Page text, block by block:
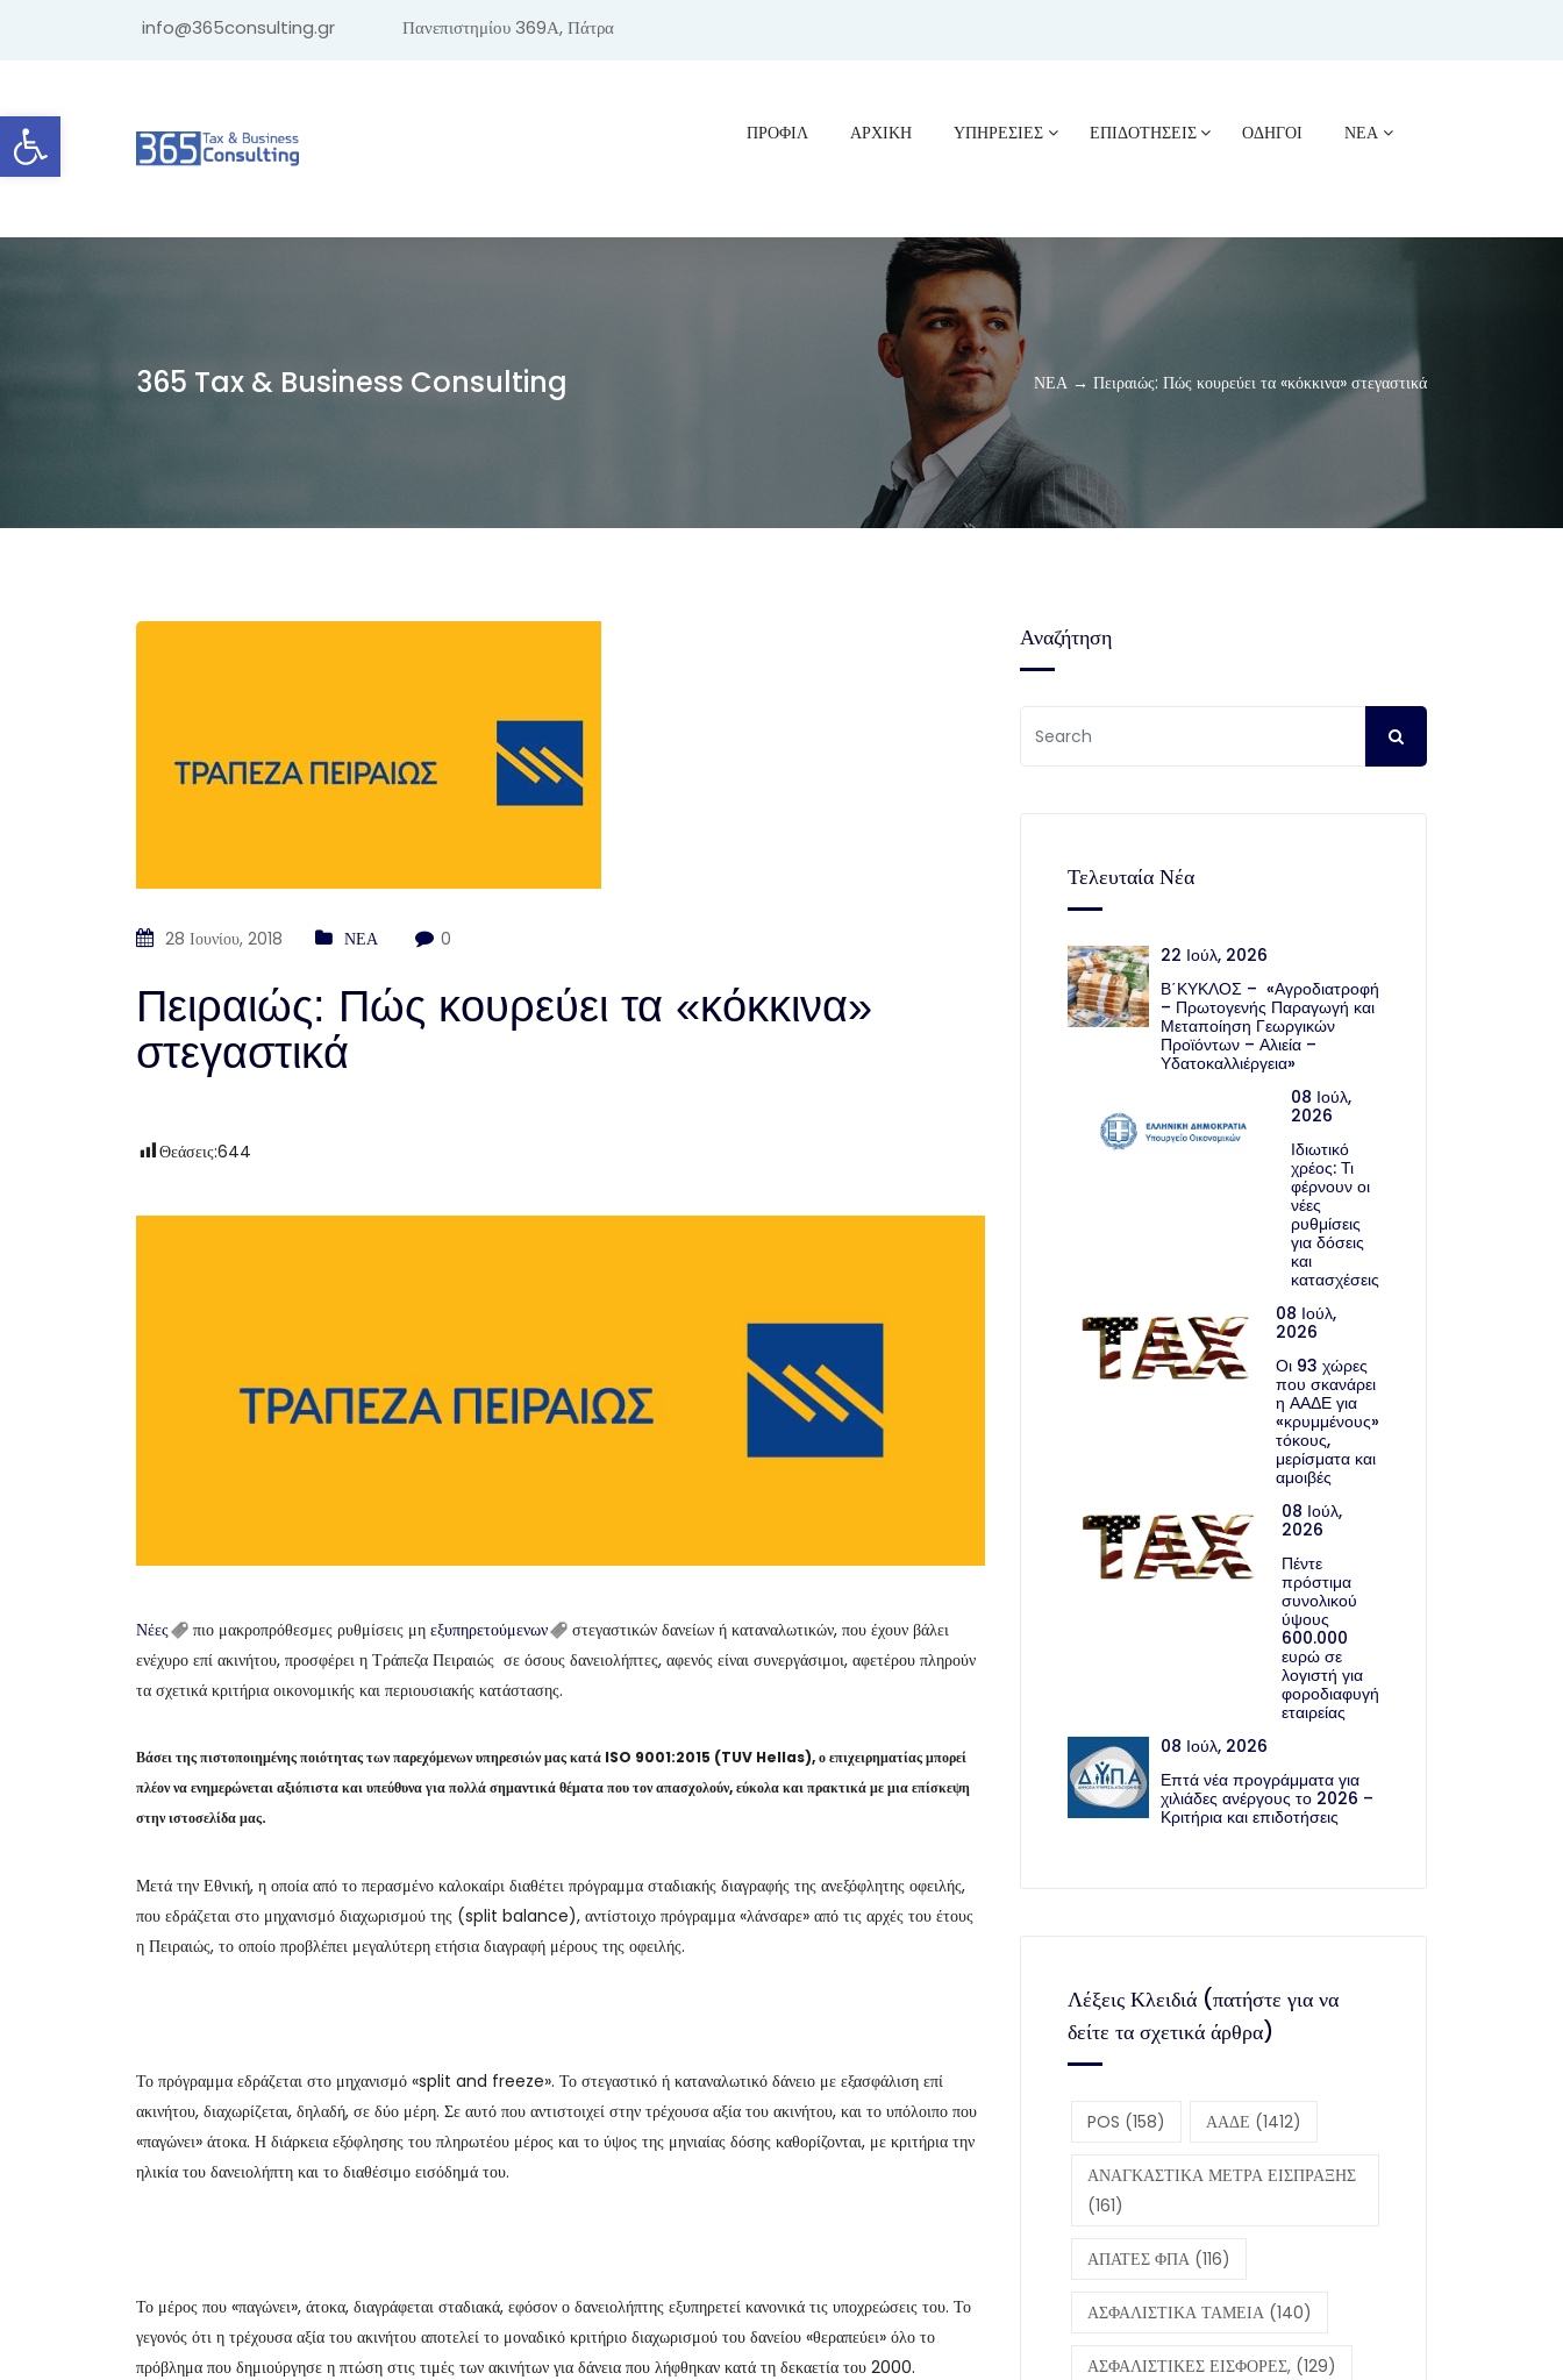
Ανοίξτε τη γραμμή εργαλείων
info@365consulting.gr Πανεπιστημίου 369Α, Πάτρα
ΠΡΟΦΊΛ ΑΡΧΙΚΗ ΥΠΗΡΕΣΙΕΣ ΕΠΙΔΟΤΗΣΕΙΣ ΟΔΗΓΟΙ ΝΕΑ
365 Tax & Business Consulting ΝΕΑ → Πειραιώς: Πώς κουρεύει τα «κόκκινα» στεγαστικά
28 Ιουνίου, 2018 ΝΕΑ 0
Πειραιώς: Πώς κουρεύει τα «κόκκινα»
στεγαστικά
Θεάσεις:644
Νέες πιο μακροπρόθεσμες ρυθμίσεις μη εξυπηρετούμενων
στεγαστικών δανείων ή καταναλωτικών, που έχουν βάλει
ενέχυρο επί ακινήτου, προσφέρει η Τράπεζα Πειραιώς σε όσους δανειολήπτες, αφενός είναι συνεργάσιμοι, αφετέρου πληρούν
τα σχετικά κριτήρια οικονομικής και περιουσιακής κατάστασης.
Βάσει της πιστοποιημένης ποιότητας των παρεχόμενων υπηρεσιών μας κατά ISO 9001:2015 (TUV Hellas), ο επιχειρηματίας μπορεί
πλέον να ενημερώνεται αξιόπιστα και υπεύθυνα για πολλά σημαντικά θέματα που τον απασχολούν, εύκολα και πρακτικά με μια επίσκεψη
στην ιστοσελίδα μας.
Μετά την Εθνική, η οποία από το περασμένο καλοκαίρι διαθέτει πρόγραμμα σταδιακής διαγραφής της ανεξόφλητης οφειλής,
που εδράζεται στο μηχανισμό διαχωρισμού της (split balance), αντίστοιχο πρόγραμμα «λάνσαρε» από τις αρχές του έτους
η Πειραιώς, το οποίο προβλέπει μεγαλύτερη ετήσια διαγραφή μέρους της οφειλής.
Το πρόγραμμα εδράζεται στο μηχανισμό «split and freeze». Το στεγαστικό ή καταναλωτικό δάνειο με εξασφάλιση επί
ακινήτου, διαχωρίζεται, δηλαδή, σε δύο μέρη. Σε αυτό που αντιστοιχεί στην τρέχουσα αξία του ακινήτου, και το υπόλοιπο που
«παγώνει» άτοκα. Η διάρκεια εξόφλησης του πληρωτέου μέρος και το ύψος της μηνιαίας δόσης καθορίζονται, με κριτήρια την
ηλικία του δανειολήπτη και το διαθέσιμο εισόδημά του.
Το μέρος που «παγώνει», άτοκα, διαγράφεται σταδιακά, εφόσον ο δανειολήπτης εξυπηρετεί κανονικά τις υποχρεώσεις του. Το
γεγονός ότι η τρέχουσα αξία του ακινήτου αποτελεί το μοναδικό κριτήριο διαχωρισμού του δανείου «θεραπεύει» όλο το
πρόβλημα που δημιούργησε η πτώση στις τιμές των ακινήτων για δάνεια που λήφθηκαν κατά τη δεκαετία του 2000.
Αναζήτηση
Τελευταία Νέα
22 Ιούλ, 2026
Β΄ΚΥΚΛΟΣ – «Αγροδιατροφή
– Πρωτογενής Παραγωγή και
Μεταποίηση Γεωργικών
Προϊόντων – Αλιεία –
Υδατοκαλλιέργεια»
08 Ιούλ,
2026
Ιδιωτικό
χρέος: Τι
φέρνουν οι
νέες
ρυθμίσεις
για δόσεις
και
κατασχέσεις
08 Ιούλ,
2026
Οι 93 χώρες
που σκανάρει
η ΑΑΔΕ για
«κρυμμένους»
τόκους,
μερίσματα και
αμοιβές
08 Ιούλ,
2026
Πέντε
πρόστιμα
συνολικού
ύψους
600.000
ευρώ σε
λογιστή για
φοροδιαφυγή
εταιρείας
08 Ιούλ, 2026
Επτά νέα προγράμματα για
χιλιάδες ανέργους το 2026 –
Κριτήρια και επιδοτήσεις
Λέξεις Κλειδιά (πατήστε για να
δείτε τα σχετικά άρθρα)
POS (158) ΑΑΔΕ (1412)
ΑΝΑΓΚΑΣΤΙΚΑ ΜΕΤΡΑ ΕΙΣΠΡΑΞΗΣ
(161)
ΑΠΑΤΕΣ ΦΠΑ (116)
ΑΣΦΑΛΙΣΤΙΚΑ ΤΑΜΕΙΑ (140)
ΑΣΦΑΛΙΣΤΙΚΕΣ ΕΙΣΦΟΡΕΣ, (129)